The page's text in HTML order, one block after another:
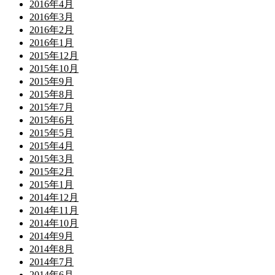
2016年4月
2016年3月
2016年2月
2016年1月
2015年12月
2015年10月
2015年9月
2015年8月
2015年7月
2015年6月
2015年5月
2015年4月
2015年3月
2015年2月
2015年1月
2014年12月
2014年11月
2014年10月
2014年9月
2014年8月
2014年7月